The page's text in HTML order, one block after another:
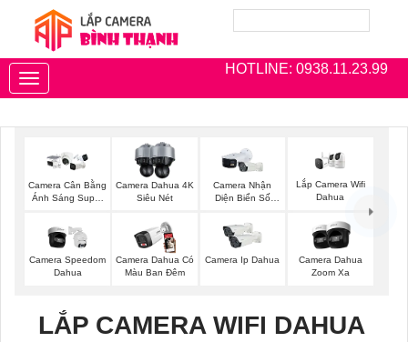
HOTLINE: 0938.11.23.99
Toggle
navigation
Camera Cân Bằng
Ánh Sáng Super
Camera Dahua 4K
Siêu Nét
Camera Nhận
Diện Biển Số
Lắp Camera Wifi
Dahua
Camera Speedom
Dahua
Camera Dahua Có
Màu Ban Đêm
Camera Ip Dahua
Camera Dahua
Zoom Xa
LẮP CAMERA WIFI DAHUA